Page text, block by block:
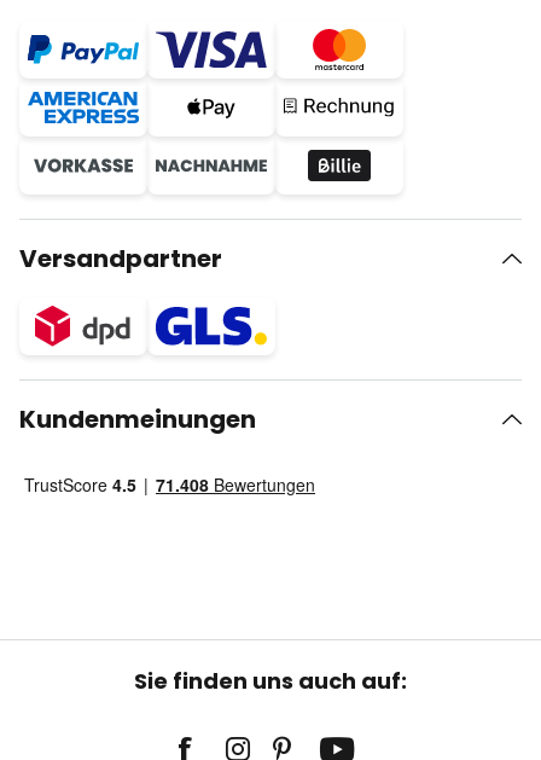
Versandpartner
Kundenmeinungen
Sie finden uns auch auf: